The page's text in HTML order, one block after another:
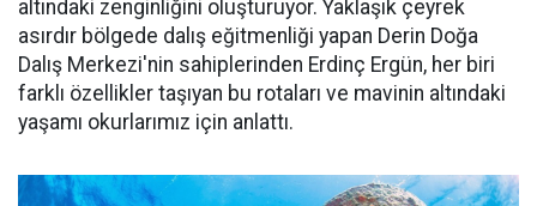
altındaki zenginliğini oluşturuyor. Yaklaşık çeyrek
asırdır bölgede dalış eğitmenliği yapan Derin Doğa
Dalış Merkezi'nin sahiplerinden Erdinç Ergün, her biri
farklı özellikler taşıyan bu rotaları ve mavinin altındaki
yaşamı okurlarımız için anlattı.